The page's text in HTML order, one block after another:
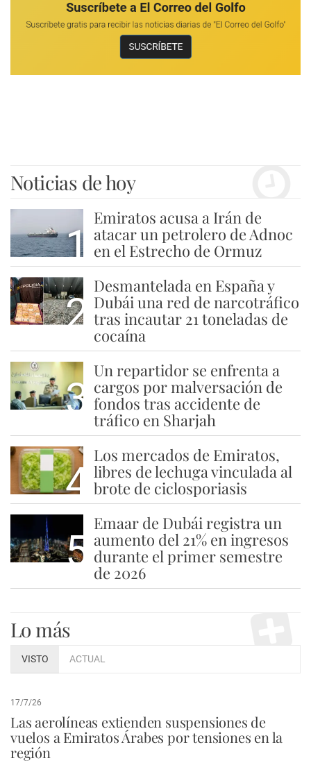
Noticias de hoy
1
Emiratos acusa a Irán de
atacar un petrolero de Adnoc
en el Estrecho de Ormuz
2
Desmantelada en España y
Dubái una red de narcotráfico
tras incautar 21 toneladas de
cocaína
3
Un repartidor se enfrenta a
cargos por malversación de
fondos tras accidente de
tráfico en Sharjah
4
Los mercados de Emiratos,
libres de lechuga vinculada al
brote de ciclosporiasis
5
Emaar de Dubái registra un
aumento del 21% en ingresos
durante el primer semestre
de 2026
Lo más
VISTO ACTUAL
17/7/26
Las aerolíneas extienden suspensiones de
vuelos a Emiratos Árabes por tensiones en la
región